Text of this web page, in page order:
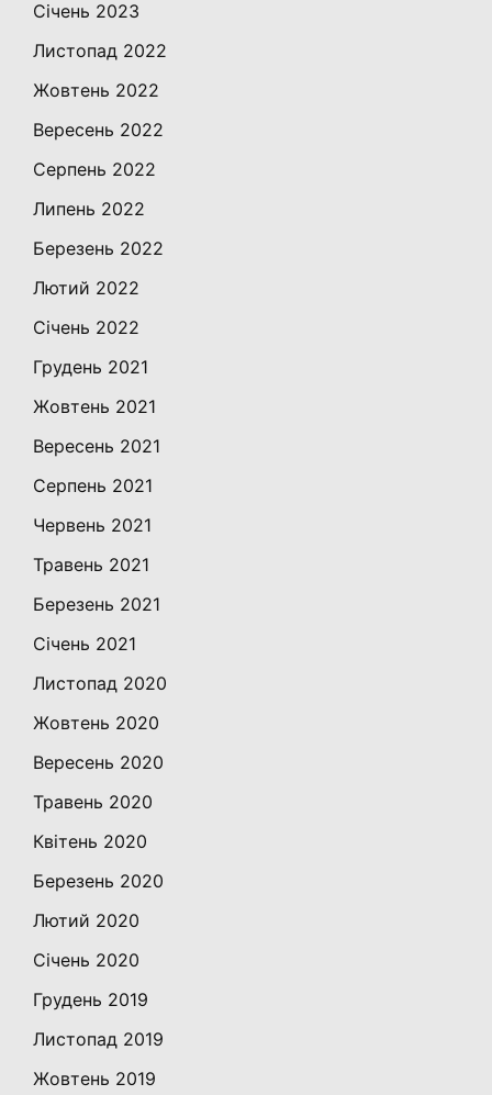
Січень 2023
Листопад 2022
Жовтень 2022
Вересень 2022
Серпень 2022
Липень 2022
Березень 2022
Лютий 2022
Січень 2022
Грудень 2021
Жовтень 2021
Вересень 2021
Серпень 2021
Червень 2021
Травень 2021
Березень 2021
Січень 2021
Листопад 2020
Жовтень 2020
Вересень 2020
Травень 2020
Квітень 2020
Березень 2020
Лютий 2020
Січень 2020
Грудень 2019
Листопад 2019
Жовтень 2019